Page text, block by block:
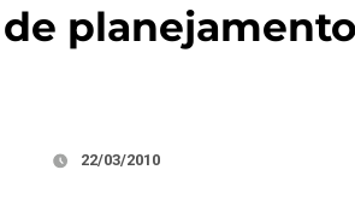
de
22/03/2010